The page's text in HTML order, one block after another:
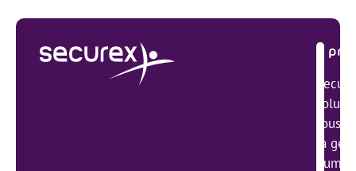
À
tous
la